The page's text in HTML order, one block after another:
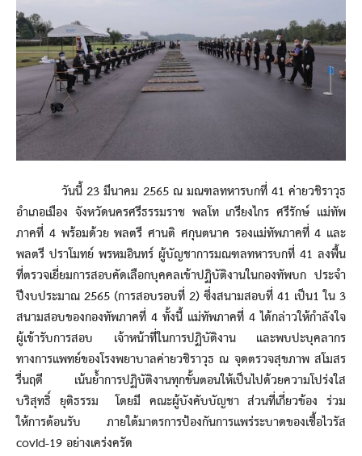
วันนี้ 23 มีนาคม 2565 ณ มณฑลทหารบกที่ 41 ค่ายวชิราวุธ
อำเภอเมือง จังหวัดนครศรีธรรมราช พลโท เกรียงไกร ศรีรักษ์ แม่ทัพ
ภาคที่ 4 พร้อมด้วย พลตรี ศานติ ศกุนตนาค รองแม่ทัพภาคที่ 4 และ
พลตรี ปราโมทย์ พรหมอินทร์ ผู้บัญชาการมณฑลทหารบกที่ 41 ลงพื้น
ที่ตรวจเยี่ยมการสอบคัดเลือกบุคคลเข้าปฏิบัติงานในกองทัพบก ประจำ
ปีงบประมาณ 2565 (การสอบรอบที่ 2) ซึ่งสนามสอบที่ 41 เป็น1 ใน 3
สนามสอบของกองทัพภาคที่ 4 ทั้งนี้ แม่ทัพภาคที่ 4 ได้กล่าวให้กำลังใจ
ผู้เข้ารับการสอบ เจ้าหน้าที่ในการปฏิบัติงาน และพบปะบุคลากร
ทางการแพทย์ของโรงพยาบาลค่ายวชิราวุธ ณ จุดตรวจสุขภาพ สโมสร
รื่นฤดี เน้นย้ำการปฏิบัติงานทุกขั้นตอนให้เป็นไปด้วยความโปร่งใส
บริสุทธิ์ ยุติธรรม โดยมี คณะผู้บังคับบัญชา ส่วนที่เกี่ยวข้อง ร่วม
ให้การต้อนรับ ภายใต้มาตรการป้องกันการแพร่ระบาดของเชื้อไวรัส
covid-19 อย่างเคร่งครัด